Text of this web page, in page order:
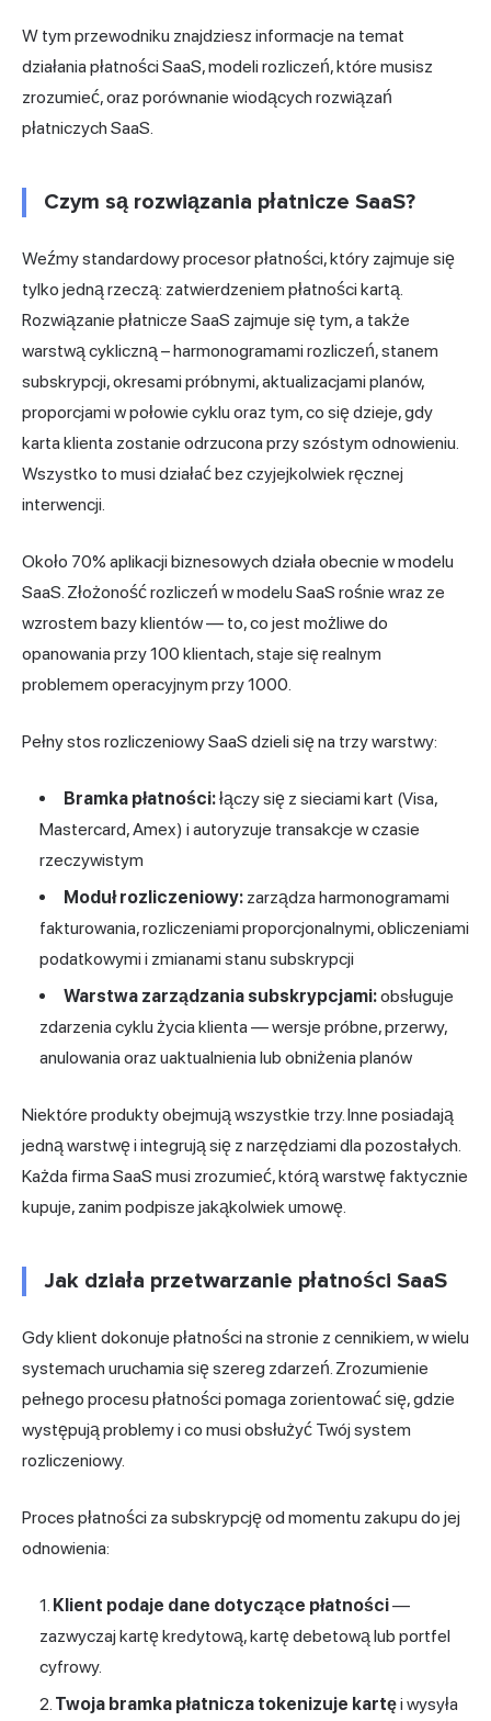
W tym przewodniku znajdziesz informacje na temat
działania płatności SaaS, modeli rozliczeń, które musisz
zrozumieć, oraz porównanie wiodących rozwiązań
płatniczych SaaS.
Czym są rozwiązania płatnicze SaaS?
Weźmy standardowy procesor płatności, który zajmuje się
tylko jedną rzeczą: zatwierdzeniem płatności kartą.
Rozwiązanie płatnicze SaaS zajmuje się tym, a także
warstwą cykliczną – harmonogramami rozliczeń, stanem
subskrypcji, okresami próbnymi, aktualizacjami planów,
proporcjami w połowie cyklu oraz tym, co się dzieje, gdy
karta klienta zostanie odrzucona przy szóstym odnowieniu.
Wszystko to musi działać bez czyjejkolwiek ręcznej
interwencji.
Około 70% aplikacji biznesowych działa obecnie w modelu
SaaS. Złożoność rozliczeń w modelu SaaS rośnie wraz ze
wzrostem bazy klientów — to, co jest możliwe do
opanowania przy 100 klientach, staje się realnym
problemem operacyjnym przy 1000.
Pełny stos rozliczeniowy SaaS dzieli się na trzy warstwy:
Bramka płatności:łączy się z sieciami kart (Visa,
Mastercard, Amex) i autoryzuje transakcje w czasie
rzeczywistym
Moduł rozliczeniowy: zarządza harmonogramami
fakturowania, rozliczeniami proporcjonalnymi, obliczeniami
podatkowymi i zmianami stanu subskrypcji
Warstwa zarządzania subskrypcjami:obsługuje
zdarzenia cyklu życia klienta — wersje próbne, przerwy,
anulowania oraz uaktualnienia lub obniżenia planów
Niektóre produkty obejmują wszystkie trzy. Inne posiadają
jedną warstwę i integrują się z narzędziami dla pozostałych.
Każda firma SaaS musi zrozumieć, którą warstwę faktycznie
kupuje, zanim podpisze jakąkolwiek umowę.
Jak działa przetwarzanie płatności SaaS
Gdy klient dokonuje płatności na stronie z cennikiem, w wielu
systemach uruchamia się szereg zdarzeń. Zrozumienie
pełnego procesu płatności pomaga zorientować się, gdzie
występują problemy i co musi obsłużyć Twój system
rozliczeniowy.
Proces płatności za subskrypcję od momentu zakupu do jej
odnowienia:
Klient podaje dane dotyczące płatności—
zazwyczaj kartę kredytową, kartę debetową lub portfel
cyfrowy.
Twoja bramka płatnicza tokenizuje kartęi wysyła